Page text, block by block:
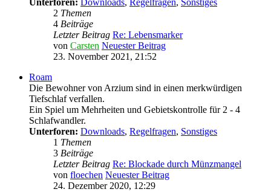
Unterforen: Downloads, Regelfragen, Sonstiges
2 Themen
4 Beiträge
Letzter Beitrag Re: Lebensmarker
von Carsten Neuester Beitrag
23. November 2021, 21:52
Roam
Die Bewohner von Arzium sind in einen merkwürdigen
Tiefschlaf verfallen.
Ein Spiel um Mehrheiten und Gebietskontrolle für 2 - 4
Schlafwandler.
Unterforen: Downloads, Regelfragen, Sonstiges
1 Themen
3 Beiträge
Letzter Beitrag Re: Blockade durch Münzmangel
von floechen Neuester Beitrag
24. Dezember 2020, 12:29